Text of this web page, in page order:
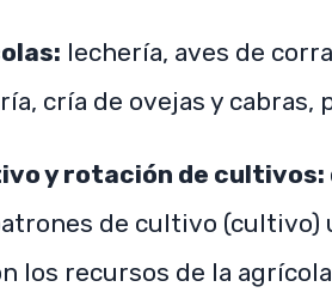
lechería, aves de
cría de ovejas y cabras,
y rotación de cultivos:
de cultivo (cultivo)
los recursos de la